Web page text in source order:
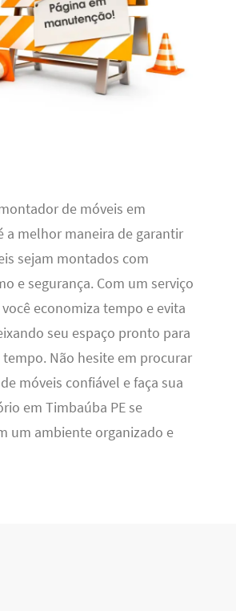
de móveis em
a melhor maneira de garantir
sejam montados com
e segurança. Com um serviço
economiza tempo e evita
seu espaço pronto para
Não hesite em procurar
móveis confiável e faça sua
em Timbaúba PE se
um ambiente organizado e